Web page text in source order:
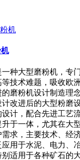
种大型磨粉机，专
技术难题，吸收欧
磨粉机设计制造理
改进后的大型粉磨
计，配合先进工艺
于一体，尤其在大
求，主要技术、经
用于水泥、电力、
适用于各种矿石的